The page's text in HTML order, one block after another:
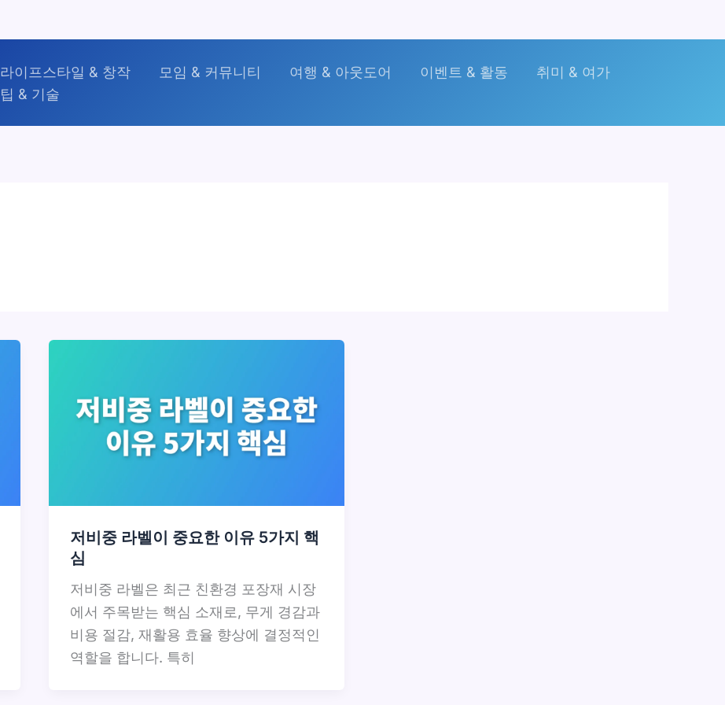
라이프스타일 & 창작 모임 & 커뮤니티 여행 & 아웃도어 이벤트 & 활동
취미 & 여가
팁 & 기술
저비중 라벨이 중요한 이유 5가지 핵
심
저비중 라벨은 최근 친환경 포장재 시장
에서 주목받는 핵심 소재로, 무게 경감과
비용 절감, 재활용 효율 향상에 결정적인
역할을 합니다. 특히